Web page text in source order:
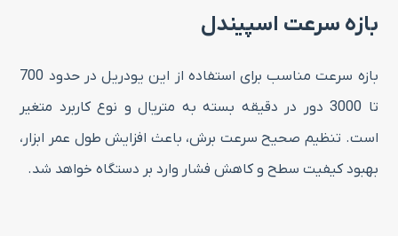
بازه سرعت اسپیندل
بازه سرعت مناسب برای استفاده از این یودریل در حدود 700
تا 3000 دور در دقیقه بسته به متریال و نوع کاربرد متغیر
است. تنظیم صحیح سرعت برش، باعث افزایش طول عمر ابزار،
بهبود کیفیت سطح و کاهش فشار وارد بر دستگاه خواهد شد.